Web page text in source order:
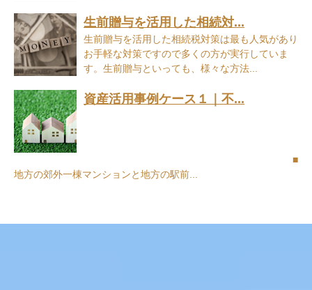
生前贈与を活用した相続対...
生前贈与を活用した相続税対策は最も人気があり
お手軽な対策ですので多くの方が実行していま
す。生前贈与といっても、様々な方法...
資産活用事例ケース１｜不...
■
地方の郊外一棟マンションと地方の駅前...